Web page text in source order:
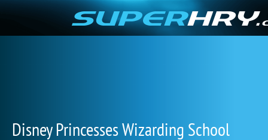
Disney Princesses Wizarding School